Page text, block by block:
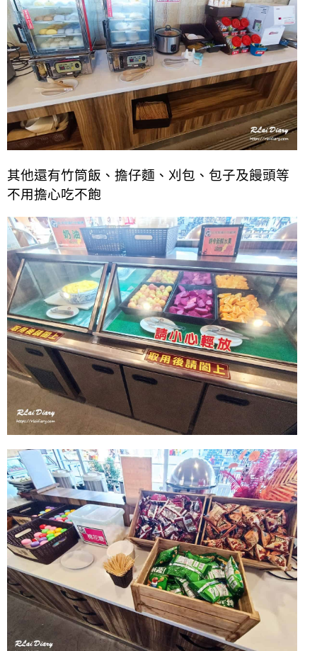
其他還有竹筒飯、擔仔麵、刈包、 包子及饅頭等
不用擔心吃不飽